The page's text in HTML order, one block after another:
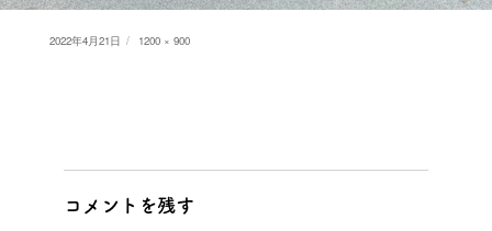
Posted
2022年4月21日
Full
1200 × 900
コメントを残す